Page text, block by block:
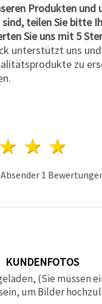
Produkten und
teilen Sie bitte
Sie uns mit 5
unterstützt uns
zu
4
3 Sterne
2 Sterne
Absender 1
KUNDENFOTOS
(Sie müssen
um Bilder